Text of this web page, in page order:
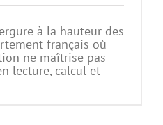
à la hauteur des
français où
ne maîtrise pas
lecture, calcul et